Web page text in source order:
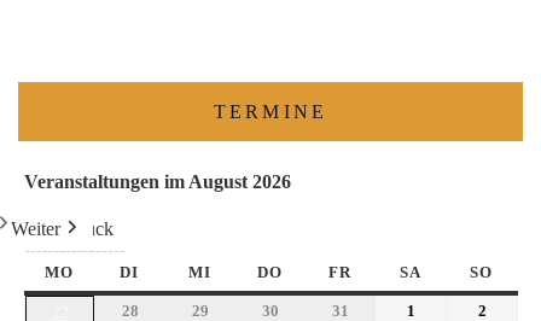
TERMINE
Veranstaltungen im August 2026
Zurück
Heute
Weiter
MO DI MI DO FR SA SO
28 29 30 31 1 2